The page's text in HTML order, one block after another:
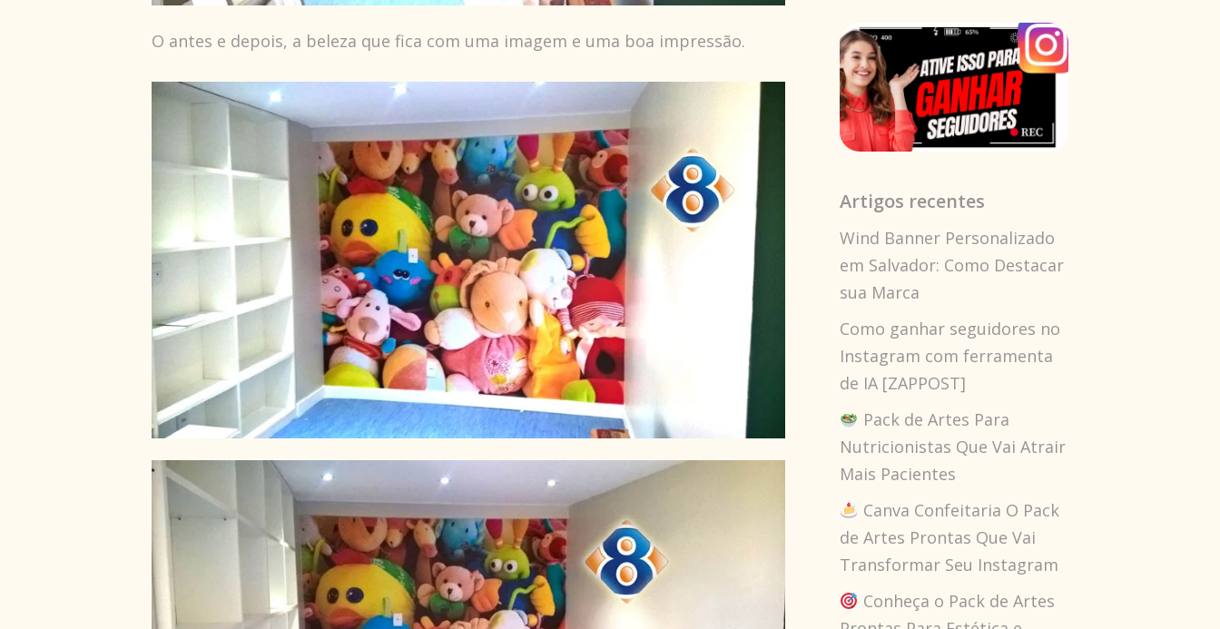
O antes e depois, a beleza que fica com uma imagem e uma boa impressão.
Artigos recentes
Wind Banner Personalizado
em Salvador: Como Destacar
sua Marca
Como ganhar seguidores no
Instagram com ferramenta
de IA [ZAPPOST]
Pack de Artes Para
Nutricionistas Que Vai Atrair
Mais Pacientes
Canva Confeitaria O Pack
de Artes Prontas Que Vai
Transformar Seu Instagram
Conheça o Pack de Artes